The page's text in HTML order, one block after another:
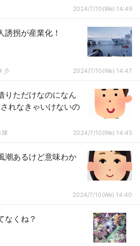
2024/7/10(We) 14:49
誘拐が産業化！
彡 2024/7/10(We) 14:47
りただけなのになん
れなきゃいけないの
隊 2024/7/10(We) 14:45
潮あるけど意味わか
2024/7/10(We) 14:40
なくね？